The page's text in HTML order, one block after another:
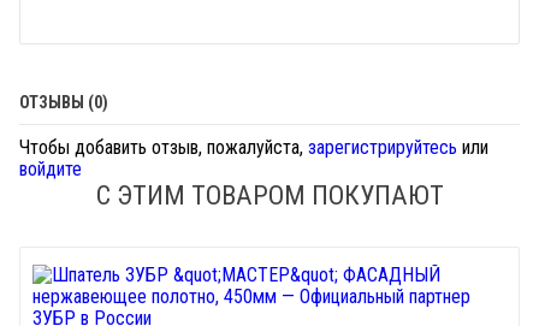
ОТЗЫВЫ (0)
Чтобы добавить отзыв, пожалуйста, зарегистрируйтесь или
войдите
С ЭТИМ ТОВАРОМ ПОКУПАЮТ